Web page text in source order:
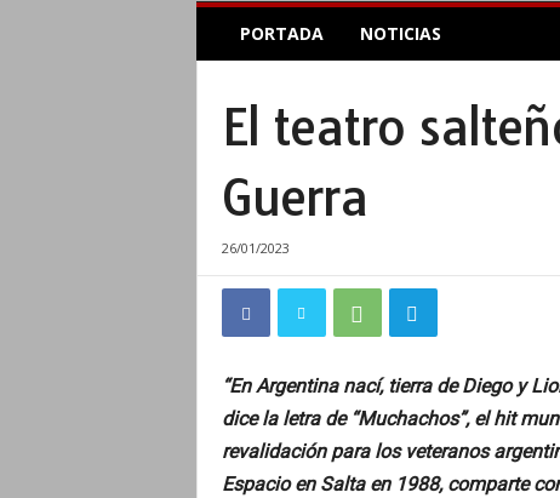
E
A
PORTADA NOTICIAS
El teatro
Guerra
26/01/2023
“En Argentina nací, tierra de Diego y
dice la letra de “Muchachos”, el hit
revalidación para los veteranos
Espacio en Salta en 1988, comparte